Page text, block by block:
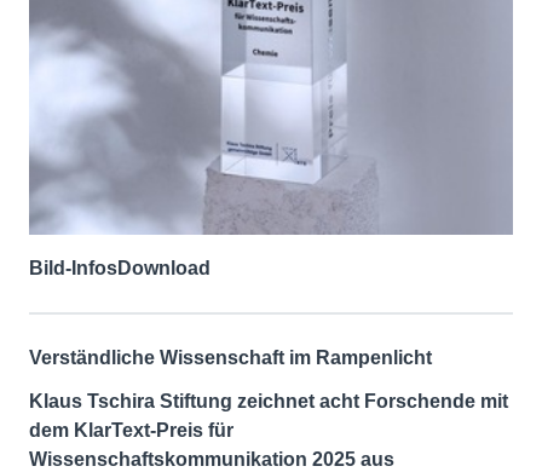
Bild-InfosDownload
Verständliche Wissenschaft im Rampenlicht
Klaus Tschira Stiftung zeichnet acht Forschende mit
dem KlarText-Preis für
Wissenschaftskommunikation 2025 aus